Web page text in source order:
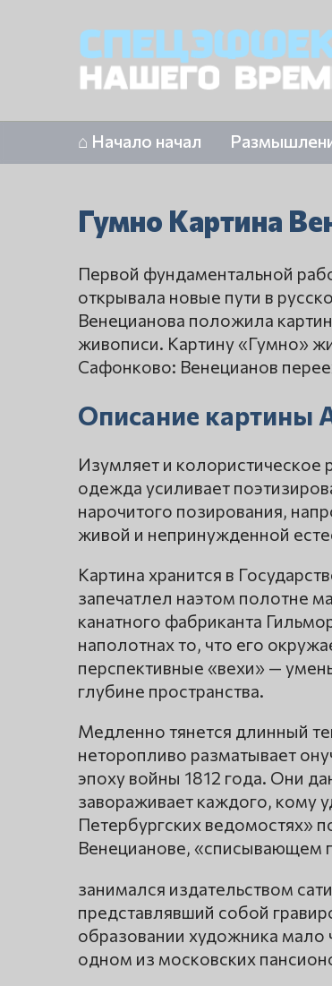
⌂ Начало начал
Гумно Картина
Первой фундаментальной
открывала новые пути в
Венецианова положила
живописи. Картину «Гумно»
Сафонково: Венецианов
Описание картины
Изумляет и колористическое
одежда усиливает
нарочитого позирования,
живой и непринужденной
Картина хранится в
запечатлел наэтом полотне
канатного фабриканта
наполотнах то, что его
перспективные «вехи» —
глубине пространства.
Медленно тянется длинный
неторопливо разматывает
эпоху войны 1812 года. Они
завораживает каждого, кому
Петербургских ведомостях»
Венецианове, «списывающем
занимался издательством
представлявший собой
образовании художника
одном из московских